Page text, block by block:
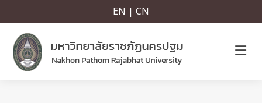
EN | CN